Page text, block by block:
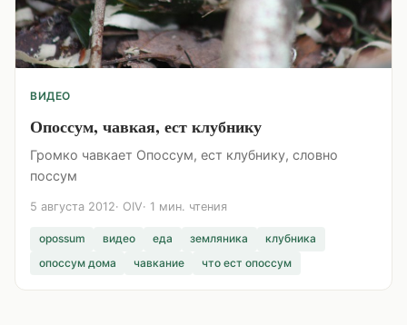
ВИДЕО
Опоссум, чавкая, ест клубнику
Громко чавкает Опоссум, ест клубнику, словно
поссум
5 августа 2012 OIV 1 мин. чтения
opossum видео еда земляника
клубника
опоссум дома
чавкание что ест опоссум